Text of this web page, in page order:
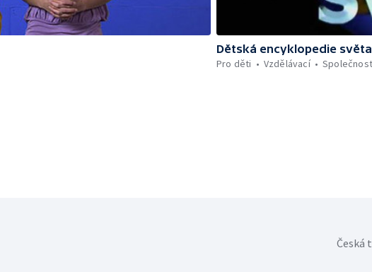
Dětská encyklopedie světa
Pro děti
Vzdělávací
Česká